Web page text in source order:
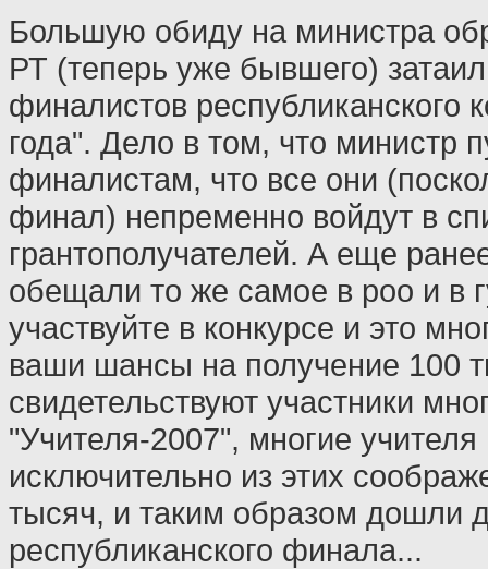
Большую обиду на министра
РТ (теперь уже бывшего)
финалистов республиканского
года". Дело в том, что министр
финалистам, что все они
финал) непременно войдут в
грантополучателей. А еще
обещали то же самое в роо и в
участвуйте в конкурсе и это
ваши шансы на получение 100
свидетельствуют участники
"Учителя-2007", многие
исключительно из этих
тысяч, и таким образом дошли
республиканского финала...